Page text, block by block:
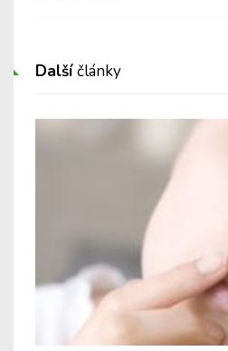
Dalšíčlánky